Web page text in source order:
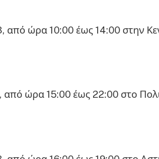
από ώρα 10:00 έως 14:00 στην
ώρα 15:00 έως 22:00 στο